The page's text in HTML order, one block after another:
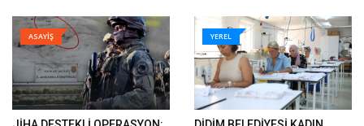
DOSYALARINA EL KONULDU’..
ASAYİŞ YEREL